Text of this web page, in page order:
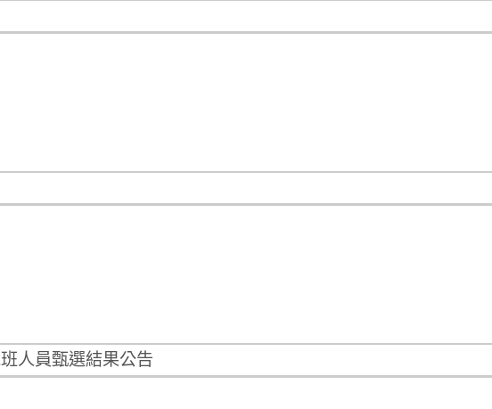
人員甄選結果公告